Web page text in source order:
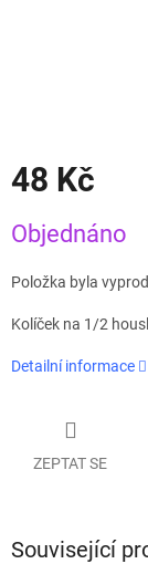
48 Kč
cena:
Objednáno
Položka byla
Kolíček na 1/2
Detailní informace
ZEPTAT SE
Související